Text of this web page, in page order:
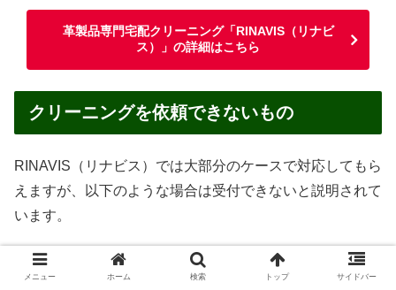
革製品専門宅配クリーニング「RINAVIS（リナビ
ス）」の詳細はこちら
クリーニングを依頼できないもの
RINAVIS（リナビス）では大部分のケースで対応してもら
えますが、以下のような場合は受付できないと説明されて
います。
汚物・嘔吐物がついたままのもの
メニュー ホーム 検索 トップ サイドバー